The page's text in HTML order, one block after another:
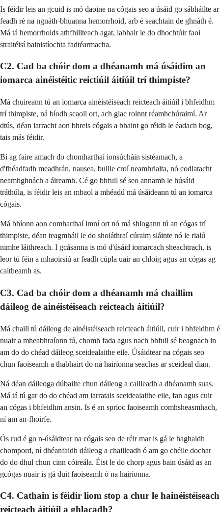
Is féidir leis an gcuid is mó daoine na cógais seo a úsáid go sábháilte ar
feadh ré na ngnáth-bhuanna hemorrhoid, arb é seachtain de ghnáth é.
Má tá hemorrhoids athfhillteach agat, labhair le do dhochtúir faoi
straitéisí bainistíochta fadtéarmacha.
C2. Cad ba chóir dom a dhéanamh má úsáidim an
iomarca ainéistéitic reictiúil áitiúil trí thimpiste?
Má chuireann tú an iomarca ainéistéiseach reicteach áitiúil i bhfeidhm
trí thimpiste, ná bíodh scaoll ort, ach glac roinnt réamhchúraimí. Ar
dtús, déan iarracht aon bhreis cógais a bhaint go réidh le éadach bog,
tais más féidir.
Bí ag faire amach do chomharthaí ionsúcháin sistéamach, a
d'fhéadfadh meadhrán, nausea, buille croí neamhrialta, nó codlatacht
neamhghnách a áireamh. Cé go bhfuil sé seo annamh le húsáid
tráthúla, is féidir leis an mbaol a mhéadú má úsáideann tú an iomarca
cógais.
Má bhíonn aon comharthaí imní ort nó má shlogann tú an cógas trí
thimpiste, déan teagmháil le do sholáthraí cúraim sláinte nó le rialú
nimhe láithreach. I gcásanna is mó d'úsáid iomarcach sheachtrach, is
leor tú féin a mhaoirsiú ar feadh cúpla uair an chloig agus an cógas ag
caitheamh as.
C3. Cad ba chóir dom a dhéanamh má chaillim
dáileog de ainéistéiseach reicteach áitiúil?
Má chaill tú dáileog de ainéistéiseach reicteach áitiúil, cuir i bhfeidhm é
nuair a mheabhraíonn tú, chomh fada agus nach bhfuil sé beagnach in
am do do chéad dáileog sceidealaithe eile. Úsáidtear na cógais seo
chun faoiseamh a thabhairt do na hairíonna seachas ar sceideal dian.
Ná déan dáileoga dúbailte chun dáileog a cailleadh a dhéanamh suas.
Má tá tú gar do do chéad am iarratais sceidealaithe eile, fan agus cuir
an cógas i bhfeidhm ansin. Is é an sprioc faoiseamh comhsheasmhach,
ní am an-fhoirfe.
Ós rud é go n-úsáidtear na cógais seo de réir mar is gá le haghaidh
chompord, ní dhéanfaidh dáileog a chailleadh ó am go chéile dochar
do do dhul chun cinn cóireála. Éist le do chorp agus bain úsáid as an
gcógas nuair is gá duit faoiseamh ó na hairíonna.
C4. Cathain is féidir liom stop a chur le hainéistéiseach
reicteach áitiúil a ghlacadh?